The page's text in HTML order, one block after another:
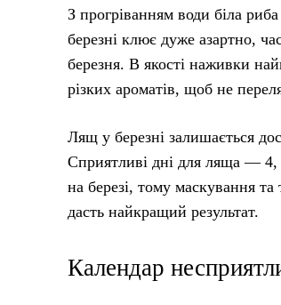
З прогріванням води біла
березні клює дуже азартно,
березня. В якості наживки
різких ароматів, щоб не
Лящ у березні залишається
Сприятливі дні для ляща —
на березі, тому маскування
дасть найкращий результат.
Календар